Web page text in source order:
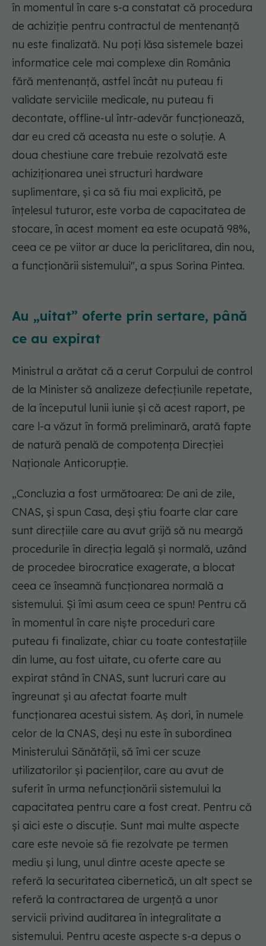
în momentul în care s-a constatat că procedura
de achiziție pentru contractul de mentenanță
nu este finalizată. Nu poți lăsa sistemele bazei
informatice cele mai complexe din România
fără mentenanță, astfel încât nu puteau fi
validate serviciile medicale, nu puteau fi
decontate, offline-ul într-adevăr funcționează,
dar eu cred că aceasta nu este o soluție. A
doua chestiune care trebuie rezolvată este
achiziționarea unei structuri hardware
suplimentare, și ca să fiu mai explicită, pe
înțelesul tuturor, este vorba de capacitatea de
stocare, în acest moment ea este ocupată 98%,
ceea ce pe viitor ar duce la periclitarea, din nou,
a funcționării sistemului", a spus Sorina Pintea.
Au „uitat” oferte prin sertare, până
ce au expirat
Ministrul a arătat că a cerut Corpului de control
de la Minister să analizeze defecțiunile repetate,
de la începutul lunii iunie și că acest raport, pe
care l-a văzut în formă preliminară, arată fapte
de natură penală de compotența Direcției
Naționale Anticorupție.
„Concluzia a fost următoarea: De ani de zile,
CNAS, și spun Casa, deși știu foarte clar care
sunt direcțiile care au avut grijă să nu meargă
procedurile în direcția legală și normală, uzând
de procedee birocratice exagerate, a blocat
ceea ce înseamnă funcționarea normală a
sistemului. Și îmi asum ceea ce spun! Pentru că
în momentul în care niște proceduri care
puteau fi finalizate, chiar cu toate contestațiile
din lume, au fost uitate, cu oferte care au
expirat stând în CNAS, sunt lucruri care au
îngreunat și au afectat foarte mult
funcționarea acestui sistem. Aș dori, în numele
celor de la CNAS, deși nu este în subordinea
Ministerului Sănătății, să îmi cer scuze
utilizatorilor și pacienților, care au avut de
suferit în urma nefuncționării sistemului la
capacitatea pentru care a fost creat. Pentru că
și aici este o discuție. Sunt mai multe aspecte
care este nevoie să fie rezolvate pe termen
mediu și lung, unul dintre aceste apecte se
referă la securitatea cibernetică, un alt spect se
referă la contractarea de urgență a unor
servicii privind auditarea în integralitate a
sistemului. Pentru aceste aspecte s-a depus o